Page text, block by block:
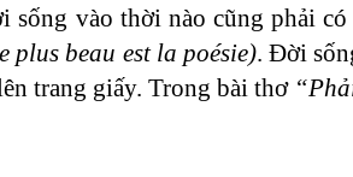
vào thời nào cũng phải
plus beau est la poésie). Đời
trang giấy. Trong bài thơ